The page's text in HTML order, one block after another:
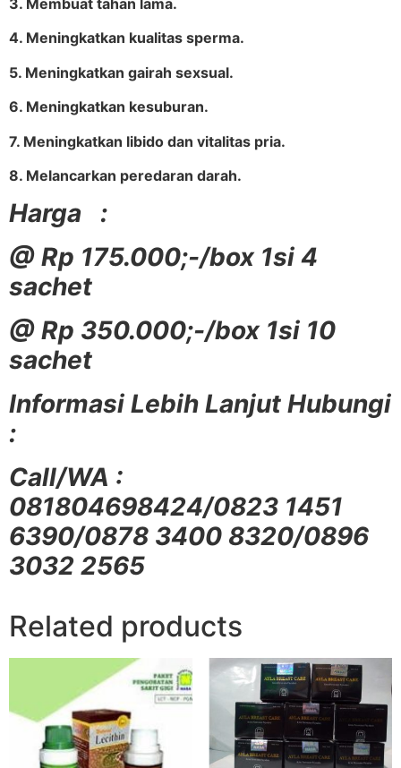
4. Meningkatkan kualitas sperma.
5. Meningkatkan gairah sexsual.
6. Meningkatkan kesuburan.
7. Meningkatkan libido dan vitalitas pria.
8. Melancarkan peredaran darah.
Harga :
@ Rp 175.000;-/box 1si 4
sachet
@ Rp 350.000;-/box 1si 10
sachet
Informasi Lebih Lanjut Hubungi
:
Call/WA :
081804698424/0823 1451
6390/0878 3400 8320/0896
3032 2565
Related products